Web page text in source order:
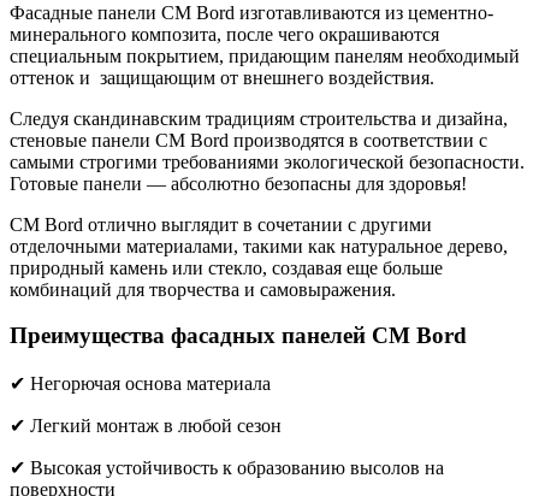
Фасадные панели CM Bord изготавливаются из цементно-
минерального композита, после чего окрашиваются
специальным покрытием, придающим панелям необходимый
оттенок и защищающим от внешнего воздействия.
Следуя скандинавским традициям строительства и дизайна,
стеновые панели CM Bord производятся в соответствии с
самыми строгими требованиями экологической безопасности.
Готовые панели — абсолютно безопасны для здоровья!
CM Bord отлично выглядит в сочетании с другими
отделочными материалами, такими как натуральное дерево,
природный камень или стекло, создавая еще больше
комбинаций для творчества и самовыражения.
Преимущества фасадных панелей CM Bord
✔ Негорючая основа материала
✔ Легкий монтаж в любой сезон
✔ Высокая устойчивость к образованию высолов на
поверхности